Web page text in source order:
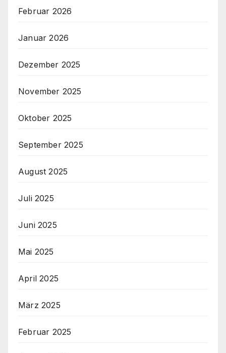
Februar 2026
Januar 2026
Dezember 2025
November 2025
Oktober 2025
September 2025
August 2025
Juli 2025
Juni 2025
Mai 2025
April 2025
März 2025
Februar 2025